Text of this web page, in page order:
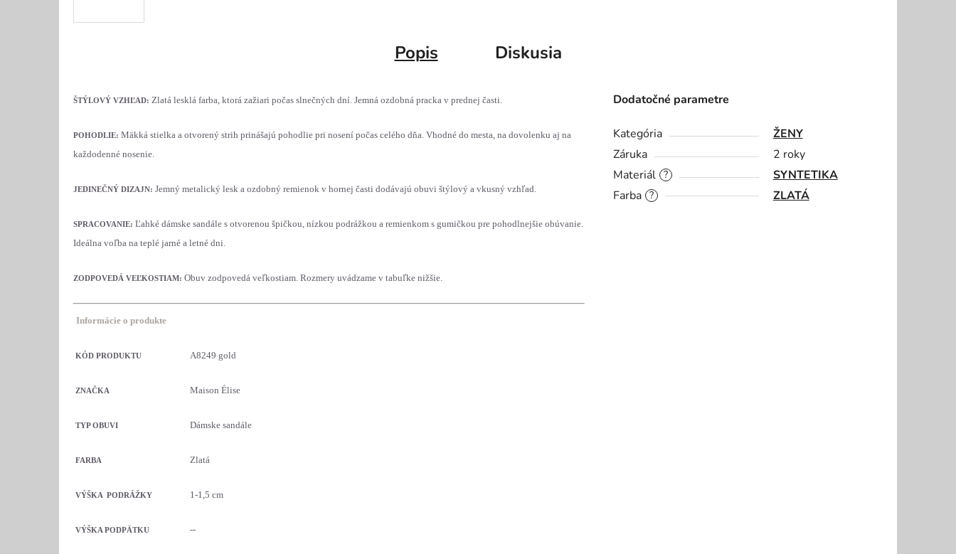
Popis Diskusia
ŠTÝLOVÝ VZHĽAD: Zlatá lesklá farba, ktorá zažiari počas slnečných dní. Jemná ozdobná pracka v prednej časti.
POHODLIE: Mäkká stielka a otvorený strih prinášajú pohodlie pri nosení počas celého dňa. Vhodné do mesta, na dovolenku aj na
každodenné nosenie.
JEDINEČNÝ DIZAJN: Jemný metalický lesk a ozdobný remienok v hornej časti dodávajú obuvi štýlový a vkusný vzhľad.
SPRACOVANIE: Ľahké dámske sandále s otvorenou špičkou, nízkou podrážkou a remienkom s gumičkou pre pohodlnejšie obúvanie.
Ideálna voľba na teplé jarné a letné dni.
ZODPOVEDÁ VEĽKOSTIAM: Obuv zodpovedá veľkostiam. Rozmery uvádzame v tabuľke nižšie.
Informácie o produkte
KÓD PRODUKTU A8249 gold
ZNAČKA Maison Élise
TYP OBUVI Dámske sandále
FARBA Zlatá
VÝŠKA PODRÁŽKY 1-1,5 cm
VÝŠKA PODPÄTKU --
Dodatočné parametre
Kategória
ŽENY
Záruka
2 roky
?
Materiál SYNTETIKA
?
Farba ZLATÁ